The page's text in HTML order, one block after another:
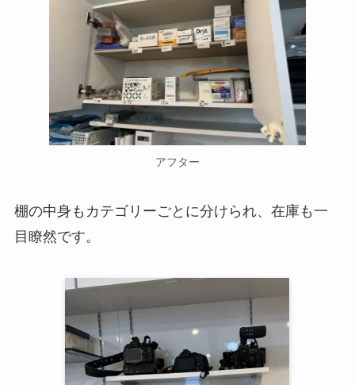
アフター
棚の中身もカテゴリーごとに分けられ、在庫も一
目瞭然です。